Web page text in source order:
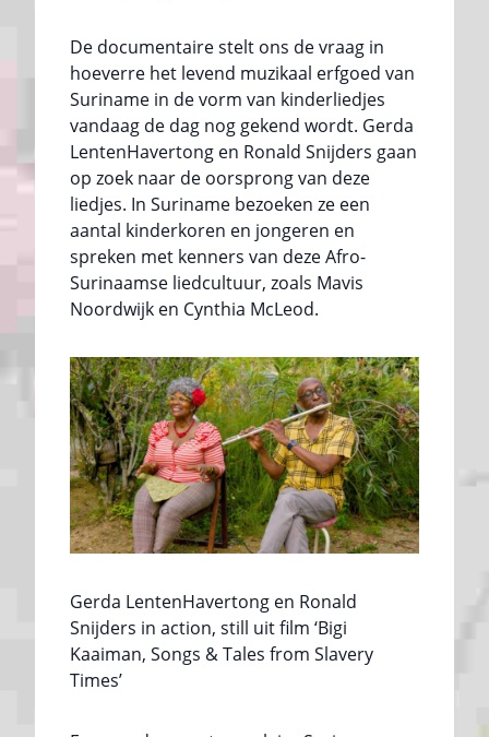
De documentaire stelt ons de vraag in
hoeverre het levend muzikaal erfgoed van
Suriname in de vorm van kinderliedjes
vandaag de dag nog gekend wordt. Gerda
LentenHavertong en Ronald Snijders gaan
op zoek naar de oorsprong van deze
liedjes. In Suriname bezoeken ze een
aantal kinderkoren en jongeren en
spreken met kenners van deze Afro-
Surinaamse liedcultuur, zoals Mavis
Noordwijk en Cynthia McLeod.
Gerda LentenHavertong en Ronald
Snijders in action, still uit film ‘Bigi
Kaaiman, Songs & Tales from Slavery
Times’